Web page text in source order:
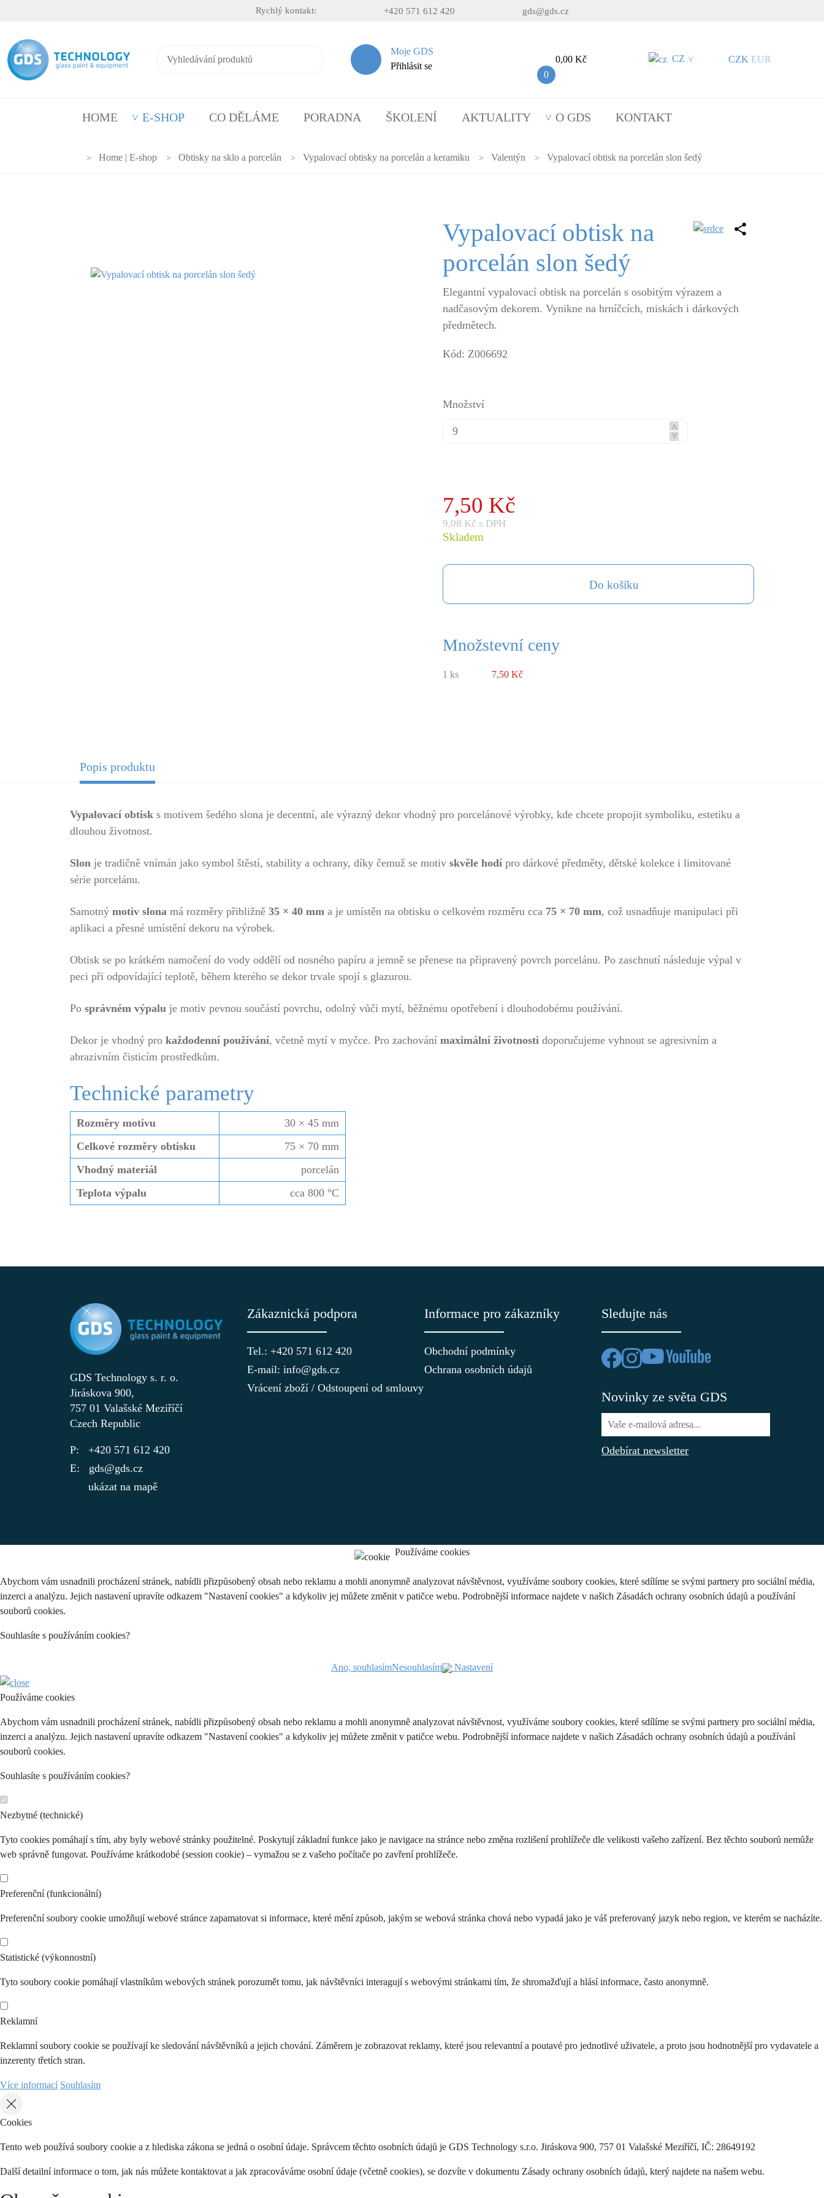
Rychlý kontakt: +420 571 612 420 gds@gds.cz
Moje GDS
Přihlásit se
0
0,00 Kč CZ > CZK EUR
HOME E-SHOP CO DĚLÁME PORADNA ŠKOLENÍ AKTUALITY O GDS KONTAKT
Home | E-shop Obtisky na sklo a porcelán Vypalovací obtisky na porcelán a keramiku Valentýn Vypalovací obtisk na porcelán slon šedý
Vypalovací obtisk na
porcelán slon šedý
Elegantní vypalovací obtisk na porcelán s osobitým výrazem a
nadčasovým dekorem. Vynikne na hrníčcích, miskách i dárkových
předmětech.
Kód: Z006692
Množství
^
^
7,50 Kč
9,08 Kč s DPH
Skladem
Do košíku
Množstevní ceny
1 ks 7,50 Kč
Popis produktu
Vypalovací obtisk s motivem šedého slona je decentní, ale výrazný dekor vhodný pro porcelánové výrobky, kde chcete propojit symboliku, estetiku a
dlouhou životnost.
Slon je tradičně vnímán jako symbol štěstí, stability a ochrany, díky čemuž se motiv skvěle hodí pro dárkové předměty, dětské kolekce i limitované
série porcelánu.
Samotný motiv slona má rozměry přibližně 35 × 40 mm a je umístěn na obtisku o celkovém rozměru cca 75 × 70 mm, což usnadňuje manipulaci při
aplikaci a přesné umístění dekoru na výrobek.
Obtisk se po krátkém namočení do vody oddělí od nosného papíru a jemně se přenese na připravený povrch porcelánu. Po zaschnutí následuje výpal v
peci při odpovídající teplotě, během kterého se dekor trvale spojí s glazurou.
Po správném výpalu je motiv pevnou součástí povrchu, odolný vůči mytí, běžnému opotřebení i dlouhodobému používání.
Dekor je vhodný pro každodenní používání, včetně mytí v myčce. Pro zachování maximální životnosti doporučujeme vyhnout se agresivním a
abrazivním čisticím prostředkům.
Technické parametry
Rozměry motivu
30 × 45 mm
Celkové rozměry obtisku
75 × 70 mm
Vhodný materiál
porcelán
Teplota výpalu
cca 800 °C
GDS Technology s. r. o.
Jiráskova 900,
757 01 Valašské Meziříčí
Czech Republic
+420 571 612 420
gds@gds.cz
ukázat na mapě
Zákaznická podpora
Tel.: +420 571 612 420
E-mail: info@gds.cz
Vrácení zboží / Odstoupení od smlouvy
Informace pro zákazníky
Obchodní podmínky
Ochrana osobních údajů
Sledujte nás
Novinky ze světa GDS
Odebírat newsletter
Používáme cookies
Abychom vám usnadnili procházení stránek, nabídli přizpůsobený obsah nebo reklamu a mohli anonymně analyzovat návštěvnost, využíváme soubory cookies, které sdílíme se svými partnery pro sociální média,
inzerci a analýzu. Jejich nastavení upravíte odkazem "Nastavení cookies" a kdykoliv jej můžete změnit v patičce webu. Podrobnější informace najdete v našich Zásadách ochrany osobních údajů a používání
souborů cookies.
Souhlasíte s používáním cookies?
Ano, souhlasímNesouhlasím Nastavení
Používáme cookies
Abychom vám usnadnili procházení stránek, nabídli přizpůsobený obsah nebo reklamu a mohli anonymně analyzovat návštěvnost, využíváme soubory cookies, které sdílíme se svými partnery pro sociální média,
inzerci a analýzu. Jejich nastavení upravíte odkazem "Nastavení cookies" a kdykoliv jej můžete změnit v patičce webu. Podrobnější informace najdete v našich Zásadách ochrany osobních údajů a používání
souborů cookies.
Souhlasíte s používáním cookies?
Nezbytné (technické)
Tyto cookies pomáhají s tím, aby byly webové stránky použitelné. Poskytují základní funkce jako je navigace na stránce nebo změna rozlišení prohlížeče dle velikosti vašeho zařízení. Bez těchto souborů nemůže
web správně fungovat. Používáme krátkodobé (session cookie) – vymažou se z vašeho počítače po zavření prohlížeče.
Preferenční (funkcionální)
Preferenční soubory cookie umožňují webové stránce zapamatovat si informace, které mění způsob, jakým se webová stránka chová nebo vypadá jako je váš preferovaný jazyk nebo region, ve kterém se nacházíte.
Statistické (výkonnostní)
Tyto soubory cookie pomáhají vlastníkům webových stránek porozumět tomu, jak návštěvníci interagují s webovými stránkami tím, že shromažďují a hlásí informace, často anonymně.
Reklamní
Reklamní soubory cookie se používají ke sledování návštěvníků a jejich chování. Záměrem je zobrazovat reklamy, které jsou relevantní a poutavé pro jednotlivé uživatele, a proto jsou hodnotnější pro vydavatele a
inzerenty třetích stran.
Více informací Souhlasím
Cookies
Tento web používá soubory cookie a z hlediska zákona se jedná o osobní údaje. Správcem těchto osobních údajů je GDS Technology s.r.o. Jiráskova 900, 757 01 Valašské Meziříčí, IČ: 28649192
Další detailní informace o tom, jak nás můžete kontaktovat a jak zpracováváme osobní údaje (včetně cookies), se dozvíte v dokumentu Zásady ochrany osobních údajů, který najdete na našem webu.